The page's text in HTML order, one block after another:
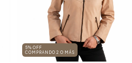
5% OFF
COMPRANDO 2 O MÁS